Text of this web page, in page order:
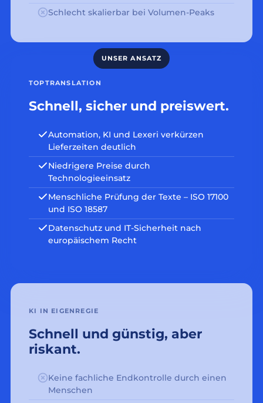
Schlecht skalierbar bei Volumen-Peaks
TOPTRANSLATION
Schnell, sicher und preiswert.
Automation, KI und Lexeri verkürzen
Lieferzeiten deutlich
Niedrigere Preise durch
Technologieeinsatz
Menschliche Prüfung der Texte – ISO 17100
und ISO 18587
Datenschutz und IT-Sicherheit nach
europäischem Recht
KI IN EIGENREGIE
Schnell und günstig, aber
riskant.
Keine fachliche Endkontrolle durch einen
Menschen